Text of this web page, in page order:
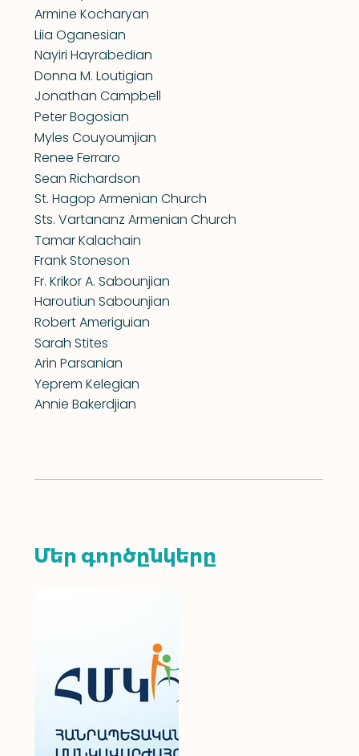
Armine Kocharyan
Liia Oganesian
Nayiri Hayrabedian
Donna M. Loutigian
Jonathan Campbell
Peter Bogosian
Myles Couyoumjian
Renee Ferraro
Sean Richardson
St. Hagop Armenian Church
Sts. Vartananz Armenian Church
Tamar Kalachain
Frank Stoneson
Fr. Krikor A. Sabounjian
Haroutiun Sabounjian
Robert Ameriguian
Sarah Stites
Arin Parsanian
Yeprem Kelegian
Annie Bakerdjian
Մեր գործընկերը